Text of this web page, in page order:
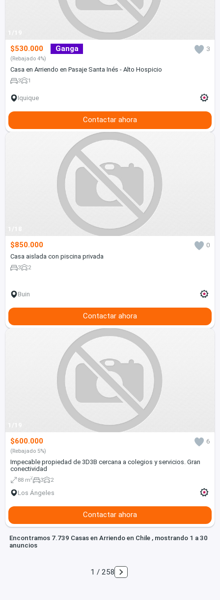
1/19
$530.000 Ganga 3
(Rebajado 4%)
Casa en Arriendo en Pasaje Santa Inés - Alto Hospicio
3 1
Iquique
Contactar ahora
1/18
$850.000
0
Casa aislada con piscina privada
3 2
Buin
Contactar ahora
1/19
$600.000 6
(Rebajado 5%)
Impecable propiedad de 3D3B cercana a colegios y servicios. Gran
conectividad
88 m2 3 2
Los Ángeles
Contactar ahora
Encontramos 7.739 Casas en Arriendo en Chile , mostrando 1 a 30
anuncios
1 / 258